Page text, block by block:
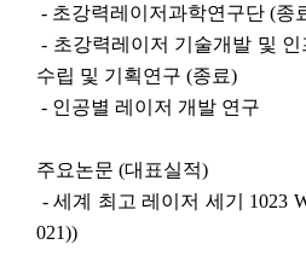
- 초강력레이저과학연구단 (종
- 초강력레이저 기술개발 및
수립 및 기획연구 (종료)
- 인공별 레이저 개발 연구
주요논문 (대표실적)
- 세계 최고 레이저 세기 1023
021))